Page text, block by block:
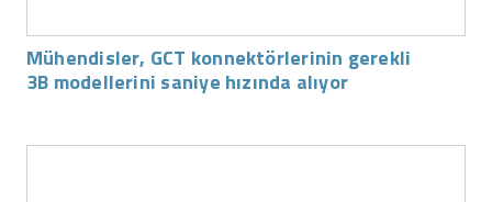
Mühendisler, GCT konnektörlerinin gerekli
3B modellerini saniye hızında alıyor